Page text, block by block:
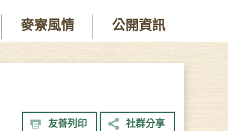
麥寮風情 公開資訊
友善列印 社群分享